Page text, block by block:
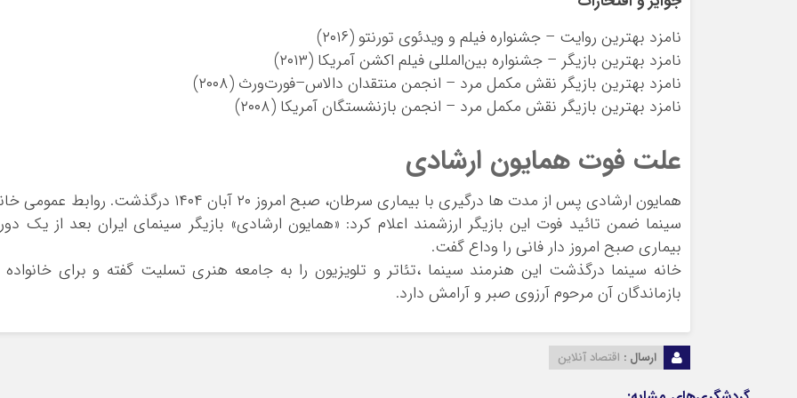
نامزد بهترین روایت – جشنواره فیلم و ویدئوی تورنتو (۲۰۱۶)
نامزد بهترین بازیگر – جشنواره بین‌المللی فیلم اکشن آمریکا (۲۰۱۳)
نامزد بهترین بازیگر نقش مکمل مرد – انجمن منتقدان دالاس–فورت‌ورث (۲۰۰۸)
نامزد بهترین بازیگر نقش مکمل مرد – انجمن بازنشستگان آمریکا (۲۰۰۸)
علت فوت همایون ارشادی
همایون ارشادی پس از مدت ها درگیری با بیماری سرطان، صبح امروز ۲۰ آبان ۱۴۰۴ درگذشت. روابط
سینما ضمن تائید فوت این بازیگر ارزشمند اعلام کرد: «همایون ارشادی» بازیگر سینمای ایران بعد از یک
بیماری صبح امروز دار فانی را وداع گفت.
خانه سینما درگذشت این هنرمند سینما ،تئاتر و تلویزیون را به جامعه هنری تسلیت گفته و برای خانواده
بازماندگان آن مرحوم آرزوی صبر و آرامش دارد.
ارسال : اقتصاد آنلاین